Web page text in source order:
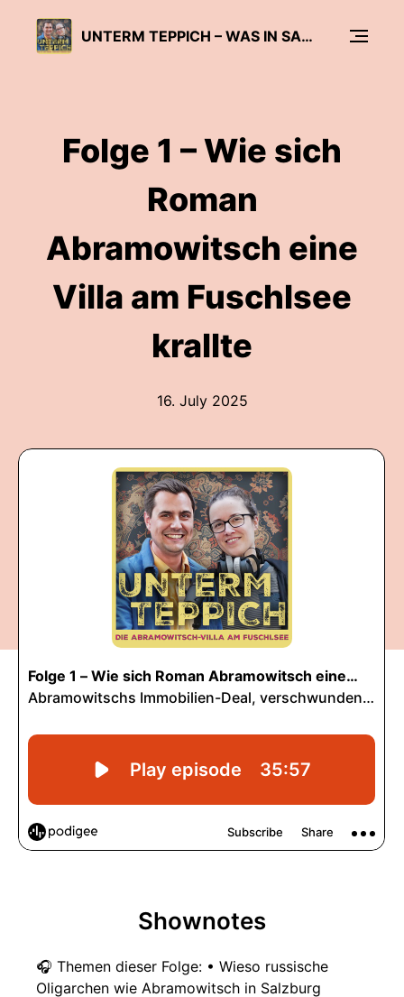
UNTERM TEPPICH – WAS IN SALZBURG NIEMAND WISSEN SOLL
Folge 1 – Wie sich
Roman
Abramowitsch eine
Villa am Fuschlsee
krallte
16. July 2025
Shownotes
🎧 Themen dieser Folge: • Wieso russische
Oligarchen wie Abramowitsch in Salzburg